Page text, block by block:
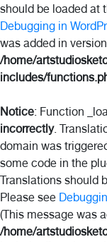
should be loaded at
Debugging in
was added in
/home/
includes/
Notice: Function
incorrectly.
domain was
some code in the
Translations should
Please see
(This message was
/home/